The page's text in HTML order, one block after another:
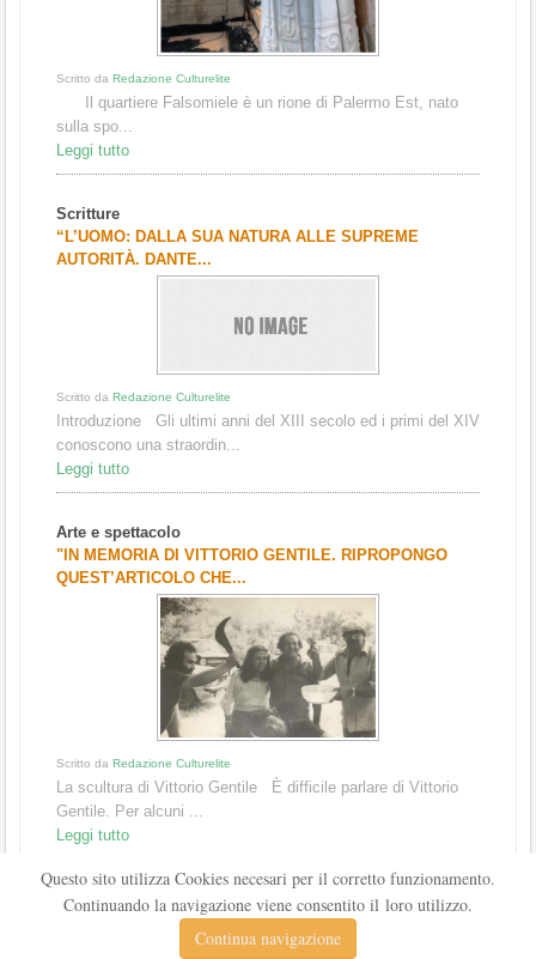
Scritto da Redazione Culturelite
Il quartiere Falsomiele è un rione di Palermo Est, nato
sulla spo...
Leggi tutto
Scritture
“L’UOMO: DALLA SUA NATURA ALLE SUPREME
AUTORITÀ. DANTE...
Scritto da Redazione Culturelite
Introduzione Gli ultimi anni del XIII secolo ed i primi del XIV
conoscono una straordin...
Leggi tutto
Arte e spettacolo
"IN MEMORIA DI VITTORIO GENTILE. RIPROPONGO
QUEST’ARTICOLO CHE...
Scritto da Redazione Culturelite
La scultura di Vittorio Gentile È difficile parlare di Vittorio
Gentile. Per alcuni ...
Leggi tutto
Questo sito utilizza Cookies necesari per il corretto funzionamento.
Continuando la navigazione viene consentito il loro utilizzo.
Continua navigazione